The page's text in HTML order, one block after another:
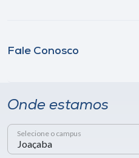
Fale Conosco
Onde estamos
Selecione o campus